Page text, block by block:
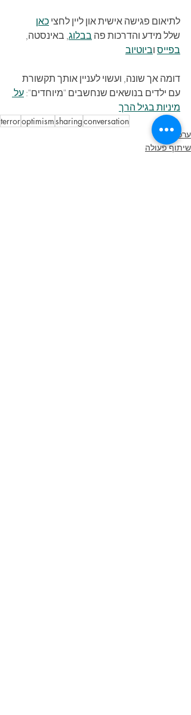
לתיאום פגישה אישית און ליין לחצי כאן
שלל מידע והדרכות פה בבלוג, באינסטה,
בפייס וביוטיוב
דומה אך שונה, ועשוי לעניין אותך תקשורת
עם ילדים בנושאים שנחשבים "מיוחדים": על
מיניות בגיל הרך
conversation
sharing
optimism
terror
ערכים
שיתוף פעולה